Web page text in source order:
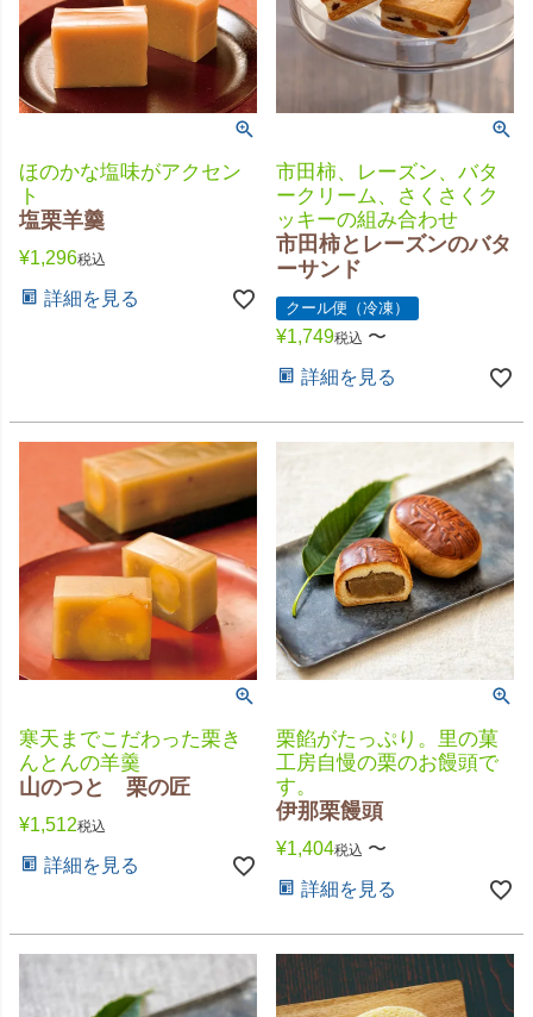
ほのかな塩味がアクセン
ト
塩栗羊羹
¥1,296税込
詳細を見る
市田柿、レーズン、バタ
ークリーム、さくさくク
ッキーの組み合わせ
市田柿とレーズンのバタ
ーサンド
クール便（冷凍）
¥1,749税込 〜
詳細を見る
寒天までこだわった栗き
んとんの羊羹
山のつと 栗の匠
¥1,512税込
詳細を見る
栗餡がたっぷり。里の菓
工房自慢の栗のお饅頭で
す。
伊那栗饅頭
¥1,404税込 〜
詳細を見る